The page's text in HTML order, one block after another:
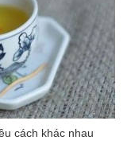
cách khác nhau